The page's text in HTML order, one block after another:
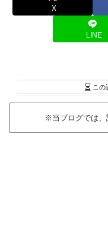
X
LINE
この
※当ブログでは、